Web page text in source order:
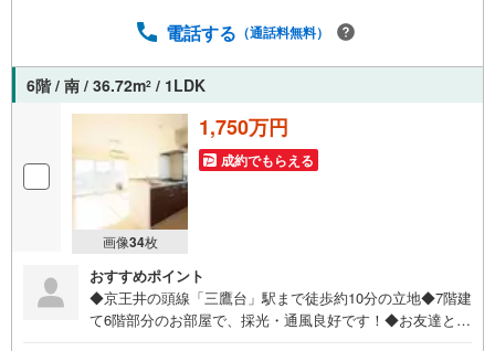
電話する （通話料無料）
6階 / 南 / 36.72m2 / 1LDK
画像34枚
1,750万円
成約でもらえる
おすすめポイント
◆京王井の頭線「三鷹台」駅まで徒歩約10分の立地◆7階建
て6階部分のお部屋で、採光・通風良好です！◆お友達と会